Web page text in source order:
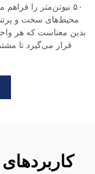
۵۰ نیوتن‌متر را
محیط‌های سخت و
بدین معناست که هر
قرار می‌گیرد تا